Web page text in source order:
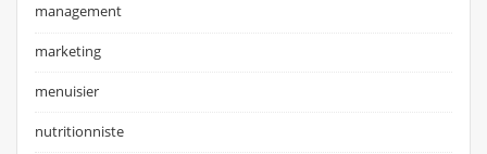
management
marketing
menuisier
nutritionniste